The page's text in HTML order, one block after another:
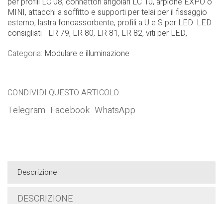
Dimensioni- 25×23 mm, Lunghezza in stock 2,5- 5, colore
alluminio, Prezzo in Euro | per 1 rm.
NB!Utilizzato con: profilo aggiuntivo AL 27 Lock, connettori
per profili LC 08, connettori angolari LC 10, arpione EXPO o
MINI, attacchi a soffitto e supporti per telai per il fissaggio
esterno, lastra fonoassorbente, profili a U e S per LED. LED
Categoria:Modulare e illuminazione